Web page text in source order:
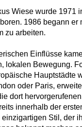
Wiese wurde 1971
1986 begann er
zu arbeiten.
Einflüsse
lokalen Bewegung.
Hauptstädte
oder Paris,
dort
innerhalb der
Stil, der